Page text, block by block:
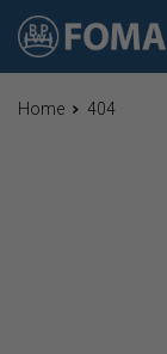
Home 404